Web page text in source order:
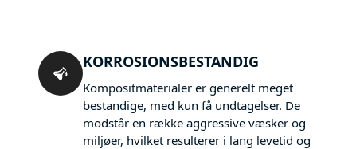
KORROSIONSBESTANDIG
Kompositmaterialer er generelt meget
bestandige, med kun få undtagelser. De
modstår en række aggressive væsker og
miljøer, hvilket resulterer i lang levetid og